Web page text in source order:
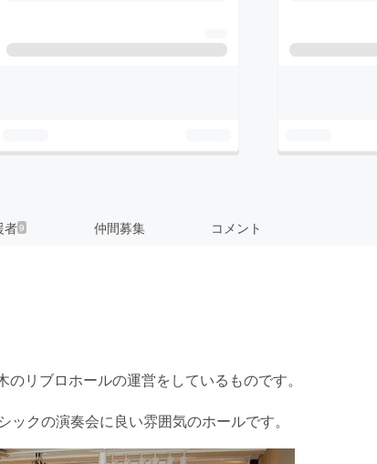
者9 仲間募集 コメント
リブロホールの運営をしているものです。
クの演奏会に良い雰囲気のホールです。